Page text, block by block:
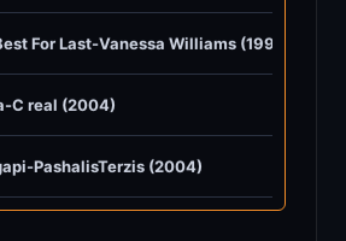
For Last-Vanessa Williams (1991)
C real (2004)
PashalisTerzis (2004)